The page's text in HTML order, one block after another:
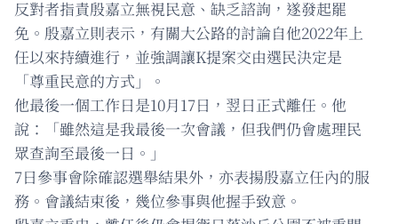
反對者指責殷嘉立無視民意、缺乏諮詢，遂發起罷
免。殷嘉立則表示，有關大公路的討論自他2022年上
任以來持續進行，並強調讓K提案交由選民決定是
「尊重民意的方式」。
他最後一個工作日是10月17日，翌日正式離任。他
說：「雖然這是我最後一次會議，但我們仍會處理民
眾查詢至最後一日。」
7日參事會除確認選舉結果外，亦表揚殷嘉立任內的服
務。會議結束後，幾位參事與他握手致意。